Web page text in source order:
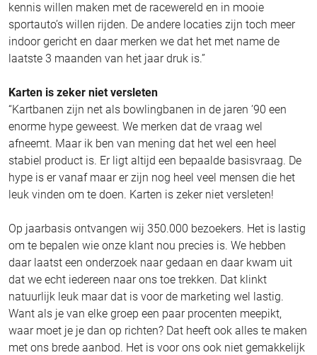
kennis willen maken met de racewereld en in mooie
sportauto’s willen rijden. De andere locaties zijn toch meer
indoor gericht en daar merken we dat het met name de
laatste 3 maanden van het jaar druk is.”
Karten is zeker niet versleten
“Kartbanen zijn net als bowlingbanen in de jaren ’90 een
enorme hype geweest. We merken dat de vraag wel
afneemt. Maar ik ben van mening dat het wel een heel
stabiel product is. Er ligt altijd een bepaalde basisvraag. De
hype is er vanaf maar er zijn nog heel veel mensen die het
leuk vinden om te doen. Karten is zeker niet versleten!
Op jaarbasis ontvangen wij 350.000 bezoekers. Het is lastig
om te bepalen wie onze klant nou precies is. We hebben
daar laatst een onderzoek naar gedaan en daar kwam uit
dat we echt iedereen naar ons toe trekken. Dat klinkt
natuurlijk leuk maar dat is voor de marketing wel lastig.
Want als je van elke groep een paar procenten meepikt,
waar moet je je dan op richten? Dat heeft ook alles te maken
met ons brede aanbod. Het is voor ons ook niet gemakkelijk